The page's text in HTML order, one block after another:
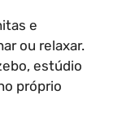
e
ou relaxar.
estúdio
próprio